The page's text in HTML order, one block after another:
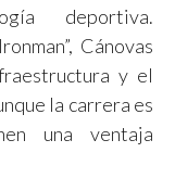
deportiva.
Cánovas
y el
la carrera es
una ventaja